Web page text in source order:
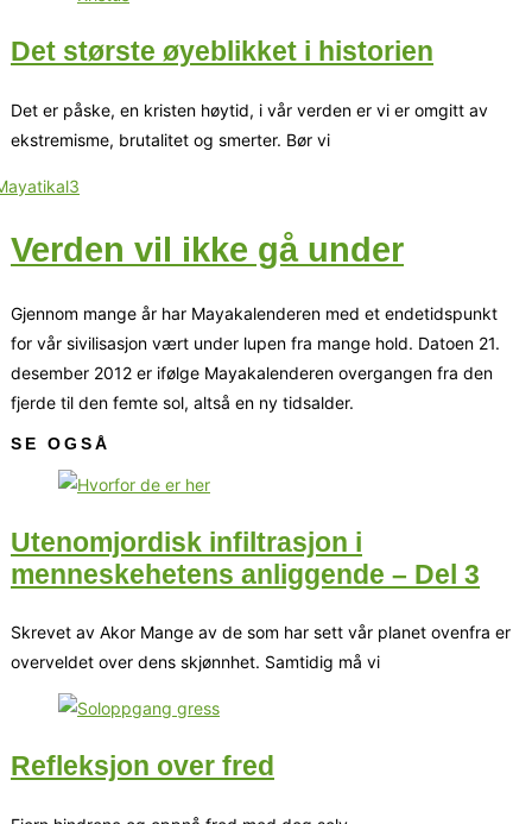
Det største øyeblikket i historien
Det er påske, en kristen høytid, i vår verden er vi er omgitt av
ekstremisme, brutalitet og smerter. Bør vi
Verden vil ikke gå under
Gjennom mange år har Mayakalenderen med et endetidspunkt
for vår sivilisasjon vært under lupen fra mange hold. Datoen 21.
desember 2012 er ifølge Mayakalenderen overgangen fra den
fjerde til den femte sol, altså en ny tidsalder.
SE OGSÅ
Utenomjordisk infiltrasjon i
menneskehetens anliggende – Del 3
Skrevet av Akor Mange av de som har sett vår planet ovenfra er
overveldet over dens skjønnhet. Samtidig må vi
Refleksjon over fred